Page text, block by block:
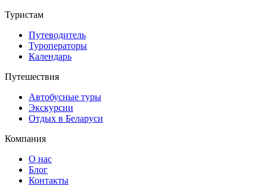
Туристам
Путеводитель
Туроператоры
Календарь
Путешествия
Автобусные туры
Экскурсии
Отдых в Беларуси
Компания
О нас
Блог
Контакты